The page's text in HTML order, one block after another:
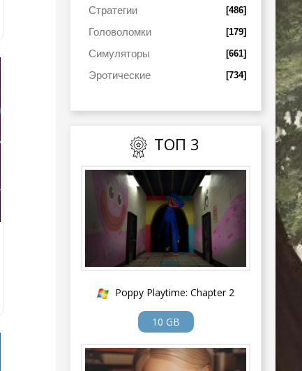
Стратегии [486]
Головоломки [179]
Симуляторы [661]
Эротические [734]
ТОП 3
Poppy Playtime: Chapter 2
10 GB